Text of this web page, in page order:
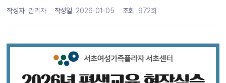
작성자 관리자 작성일 2026-01-05 조회 972회